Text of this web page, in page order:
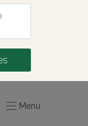
Menu